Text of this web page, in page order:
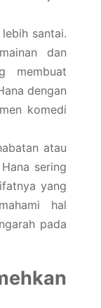
santai.
dan
membuat
dengan
komedi
atau
sering
yang
hal
pada